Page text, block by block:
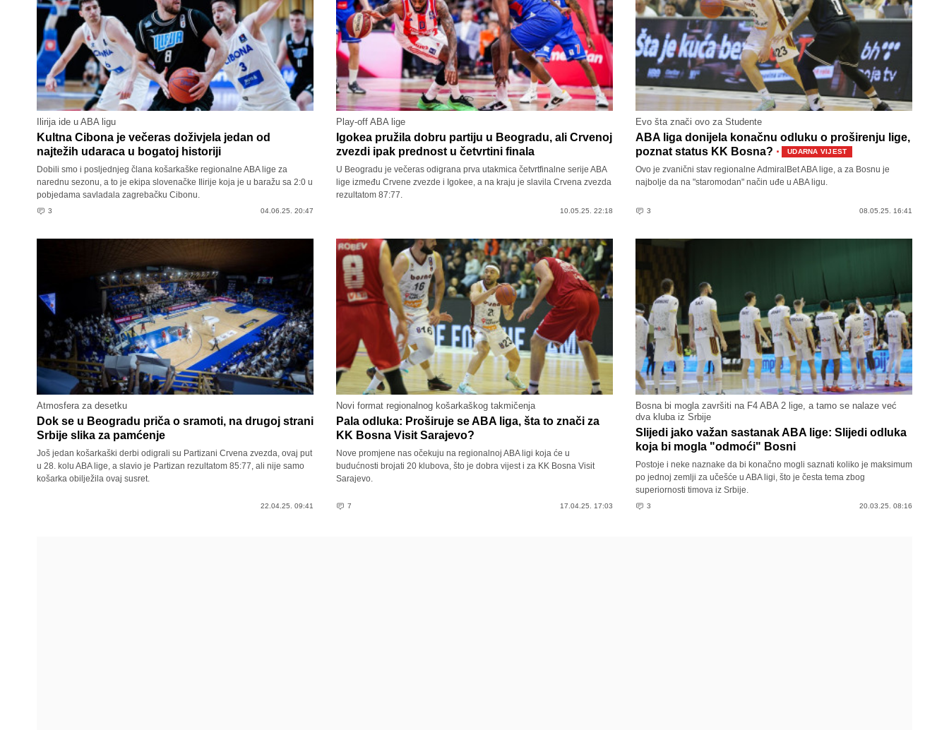
Ilirija ide u ABA ligu
Kultna Cibona je večeras doživjela jedan od
najtežih udaraca u bogatoj historiji
Dobili smo i posljednjeg člana košarkaške regionalne ABA lige za
narednu sezonu, a to je ekipa slovenačke Ilirije koja je u baražu sa 2:0 u
pobjedama savladala zagrebačku Cibonu.
3 04.06.25. 20:47
Play-off ABA lige
Igokea pružila dobru partiju u Beogradu, ali Crvenoj
zvezdi ipak prednost u četvrtini finala
U Beogradu je večeras odigrana prva utakmica četvrtfinalne serije ABA
lige između Crvene zvezde i Igokee, a na kraju je slavila Crvena zvezda
rezultatom 87:77.
10.05.25. 22:18
Evo šta znači ovo za Studente
ABA liga donijela konačnu odluku o proširenju lige,
poznat status KK Bosna? · UDARNA VIJEST
Ovo je zvanični stav regionalne AdmiralBet ABA lige, a za Bosnu je
najbolje da na "staromodan" način uđe u ABA ligu.
3 08.05.25. 16:41
Atmosfera za desetku
Dok se u Beogradu priča o sramoti, na drugoj strani
Srbije slika za pamćenje
Još jedan košarkaški derbi odigrali su Partizani Crvena zvezda, ovaj put
u 28. kolu ABA lige, a slavio je Partizan rezultatom 85:77, ali nije samo
košarka obilježila ovaj susret.
22.04.25. 09:41
Novi format regionalnog košarkaškog takmičenja
Pala odluka: Proširuje se ABA liga, šta to znači za
KK Bosna Visit Sarajevo?
Nove promjene nas očekuju na regionalnoj ABA ligi koja će u
budućnosti brojati 20 klubova, što je dobra vijest i za KK Bosna Visit
Sarajevo.
7 17.04.25. 17:03
Bosna bi mogla završiti na F4 ABA 2 lige, a tamo se nalaze već
dva kluba iz Srbije
Slijedi jako važan sastanak ABA lige: Slijedi odluka
koja bi mogla "odmoći" Bosni
Postoje i neke naznake da bi konačno mogli saznati koliko je maksimum
po jednoj zemlji za učešće u ABA ligi, što je česta tema zbog
superiornosti timova iz Srbije.
3 20.03.25. 08:16